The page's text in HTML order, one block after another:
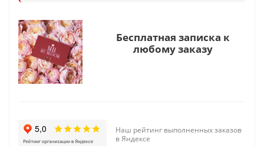
Бесплатная записка к
любому заказу
Наш рейтинг выполненных заказов
в Яндексе